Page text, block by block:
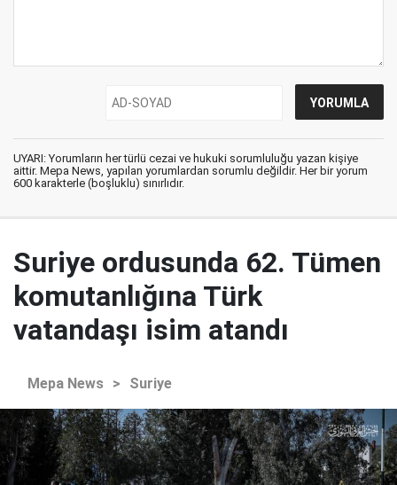
UYARI: Yorumların her türlü cezai ve hukuki sorumluluğu yazan kişiye
aittir. Mepa News, yapılan yorumlardan sorumlu değildir. Her bir yorum
600 karakterle (boşluklu) sınırlıdır.
Suriye ordusunda 62. Tümen
komutanlığına Türk
vatandaşı isim atandı
Mepa News > Suriye